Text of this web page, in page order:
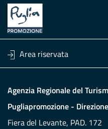
Area riservata
Agenzia Regionale del
Pugliapromozione -
Fiera del Levante, PAD. 172